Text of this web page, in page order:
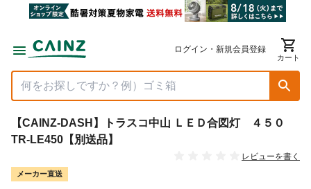
ログイン・新規会員登録
カート
【CAINZ-DASH】トラスコ中山 ＬＥＤ合図灯 ４５０
TR-LE450【別送品】
レビューを書く
メーカー直送